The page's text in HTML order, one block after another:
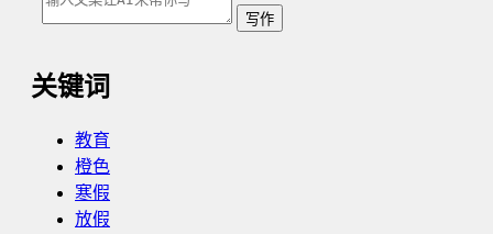
写作
关键词
教育
橙色
寒假
放假